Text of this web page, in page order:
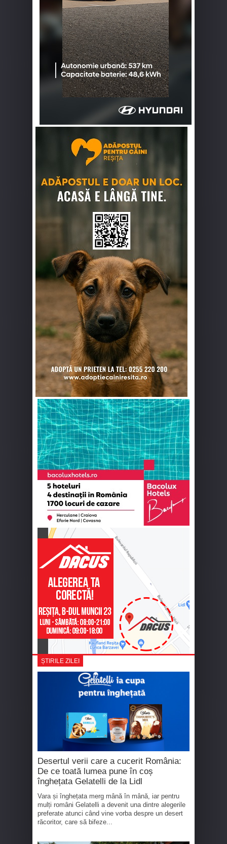
ȘTIRILE ZILEI
Desertul verii care a cucerit România:
De ce toată lumea pune în coș
înghețata Gelatelli de la Lidl
Vara și înghețata merg mână în mână, iar pentru
mulți români Gelatelli a devenit una dintre alegerile
preferate atunci când vine vorba despre un desert
răcoritor, care să bifeze...